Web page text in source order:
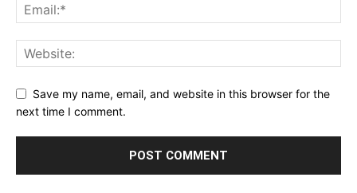
Save my name, email, and website in this browser for the
next time I comment.